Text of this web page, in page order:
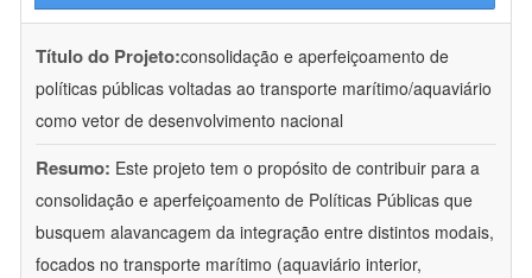
Título do Projeto:consolidação e aperfeiçoamento de
políticas públicas voltadas ao transporte marítimo/aquaviário
como vetor de desenvolvimento nacional
Resumo: Este projeto tem o propósito de contribuir para a
consolidação e aperfeiçoamento de Políticas Públicas que
busquem alavancagem da integração entre distintos modais,
focados no transporte marítimo (aquaviário interior,